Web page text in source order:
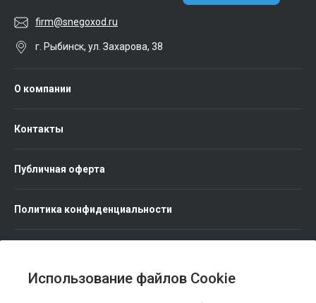
Использование файлов Cookie
firm@snegoxod.ru
г. Рыбинск, ул. Захарова, 38
О компании
Контакты
Публичная оферта
Политика конфиденциальности